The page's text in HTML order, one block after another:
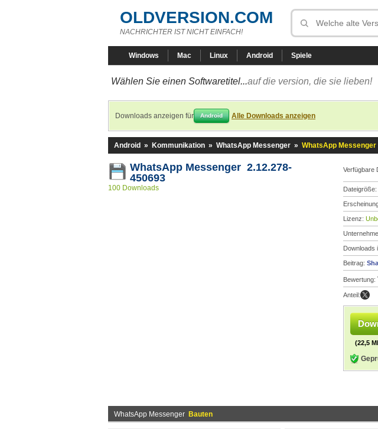
OLDVERSION.COM
NACHRICHTER IST NICHT EINFACH!
Windows Mac Linux Android Spiele
Wählen Sie einen Softwaretitel...auf die version, die sie lieben!
Downloads anzeigen für Android Alle Downloads anzeigen
Android » Kommunikation » WhatsApp Messenger » WhatsApp Messenger
WhatsApp Messenger 2.12.278-
450693
100 Downloads
Verfügbare
Dateigröße:
Lizenz:
Downloads
Beitrag:
Bewertung:
Anteil:
(22,5
WhatsApp Messenger Bauten